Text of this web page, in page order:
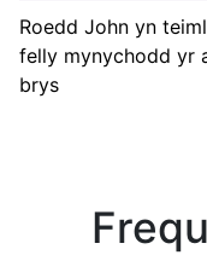
Roedd John yn
felly mynychodd yr
brys